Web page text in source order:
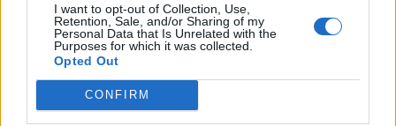
I want to opt-out of Collection, Use,
Retention, Sale, and/or Sharing of my
Personal Data that Is Unrelated with the
Purposes for which it was collected.
Opted Out
CONFIRM
Comunicato stampa
CONDIVIDI QUESTO ARTICOLO:
E-mail LinkedIn